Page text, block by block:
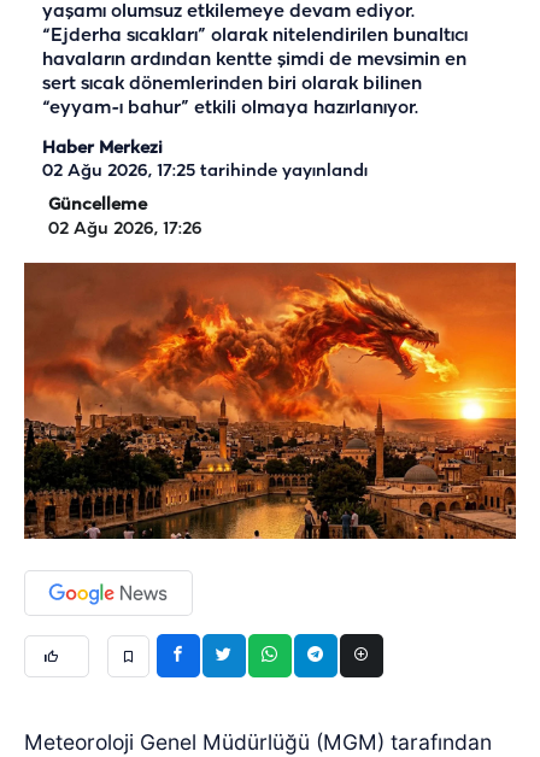
yaşamı olumsuz etkilemeye devam ediyor.
“Ejderha sıcakları” olarak nitelendirilen bunaltıcı
havaların ardından kentte şimdi de mevsimin en
sert sıcak dönemlerinden biri olarak bilinen
“eyyam-ı bahur” etkili olmaya hazırlanıyor.
Haber Merkezi
02 Ağu 2026, 17:25 tarihinde yayınlandı
Güncelleme
02 Ağu 2026, 17:26
Meteoroloji Genel Müdürlüğü (MGM) tarafından